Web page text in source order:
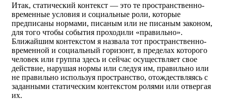
Итак, статический контекст — это те пространственно-
временные условия и социальные роли, которые
предписаны нормами, писаным или не писаным законом,
для того чтобы события проходили «правильно».
Ближайшим контекстом я назвала тот пространственно-
временной и социальный горизонт, в пределах которого
человек или группа здесь и сейчас осуществляет свое
действие, нарушая нормы или следуя им, правильно или
не правильно используя пространство, отождествляясь с
заданными статическим контекстом ролями или отвергая
их.